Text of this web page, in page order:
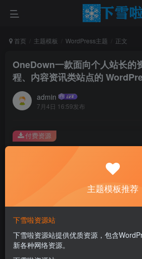
首页 主题模板 WordPress主题 正文
OneDown一款面向个人站长的
程、内容资讯类站点的
admin
7月4日 16:59发布
此内容为付费资源，请付费后查看
￥0.01
您当前未登录！建议登陆
付费资源
主题模板推荐
下雪啦资源站
下雪啦资源站提供优质资源，包含
新各种网络资源。